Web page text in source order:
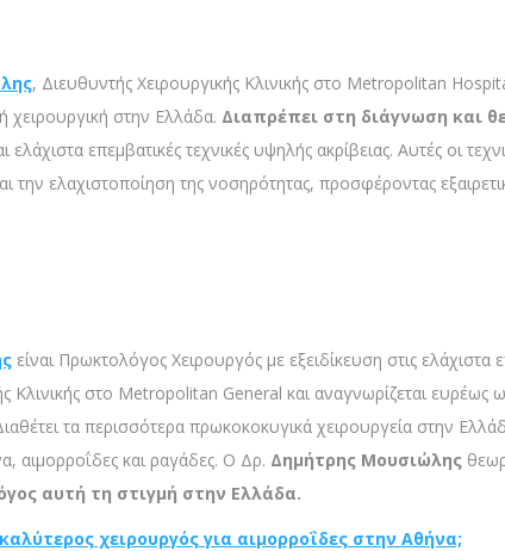
, Διευθυντής Χειρουργικής Κλινικής στο Metropolitan
χειρουργική στην Ελλάδα. Διαπρέπει στη διάγνωση και
επεμβατικές τεχνικές υψηλής ακρίβειας. Αυτές οι
ελαχιστοποίηση της νοσηρότητας, προσφέροντας
είναι Πρωκτολόγος Χειρουργός με εξειδίκευση στις
Κλινικής στο Metropolitan General και αναγνωρίζεται
τα περισσότερα πρωκοκοκυγικά χειρουργεία στην
αιμορροΐδες και ραγάδες. Ο Δρ. Δημήτρης Μουσιώλης
αυτή τη στιγμή στην Ελλάδα.
χειρουργός για αιμορροΐδες στην Αθήνα;